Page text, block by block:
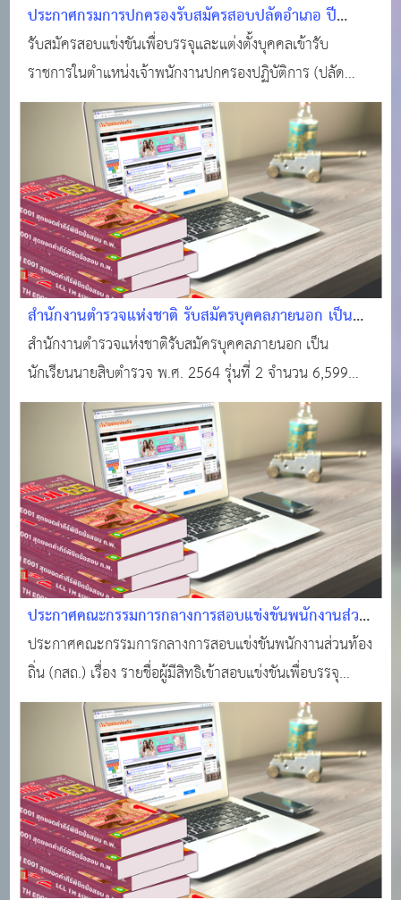
ประกาศกรมการปกครองรับสมัครสอบปลัดอำเภอ ปี
2564
รับสมัครสอบแข่งขันเพื่อบรรจุและแต่งตั้งบุคคลเข้ารับ
ราชการในตำแหน่งเจ้าพนักงานปกครองปฏิบัติการ (ปลัด
อำเภอ) ประจำปีงบประมาณ พ.ศ. 2564 จำนวน 4 ตำแหน่ง
ดังนี้ นักวิชาการเงินและบัญชีปฏิบัติการ นักวิชาการ
คอมพิวเตอร์ปฏิบัติการ เจ้าหน้าที่ปกครองปฏิบัติงาน เจ้าพนั
สำนักงานตำรวจแห่งชาติ รับสมัครบุคคลภายนอก เป็น
นักเรียนนายสิบตำรวจ พ.ศ. 2564 รุ่นที่ 2 จำนวน 6,599
อัตรา (นสต.)
สำนักงานตำรวจแห่งชาติรับสมัครบุคคลภายนอก เป็น
นักเรียนนายสิบตำรวจ พ.ศ. 2564 รุ่นที่ 2 จำนวน 6,599
อัตรา (นสต.)
ประกาศคณะกรรมการกลางการสอบแข่งขันพนักงานส่วน
ท้องถิ่น (กสถ.) "สอบท้องถิ่น 68 " ประกาศรายชื่อผู้มี
สิทธิเข้าสอบ ภาค ก และ ภาค ข
ประกาศคณะกรรมการกลางการสอบแข่งขันพนักงานส่วนท้อง
ถิ่น (กสถ.) เรื่อง รายชื่อผู้มีสิทธิเข้าสอบแข่งขันเพื่อบรรจุ
บุคคลเป็นข้าราชการหรือพนักงานส่วนท้องถิ่น พ.ศ. 2568
ภาคความรู้ความสามารถทั่วไป (ภาค ก) และภาคความรู้
ความสามารถเฉพาะสำหรับตำแหน่ง (ภาค ข)